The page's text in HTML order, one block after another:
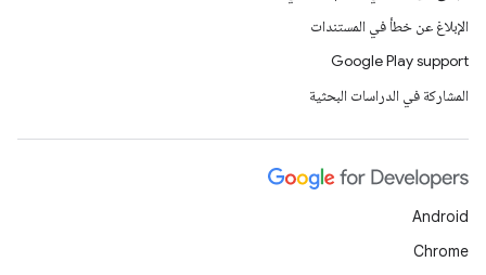
الإبلاغ عن خطأ في المستندات
Google Play support
المشاركة في الدراسات البحثية
Android
Chrome